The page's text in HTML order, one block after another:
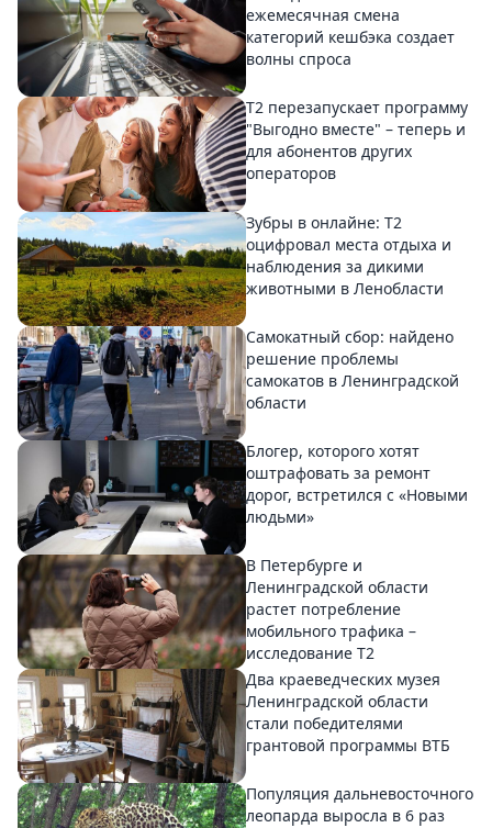
ежемесячная смена
категорий кешбэка создает
волны спроса
Т2 перезапускает программу
"Выгодно вместе" – теперь и
для абонентов других
операторов
Зубры в онлайне: Т2
оцифровал места отдыха и
наблюдения за дикими
животными в Ленобласти
Самокатный сбор: найдено
решение проблемы
самокатов в Ленинградской
области
Блогер, которого хотят
оштрафовать за ремонт
дорог, встретился с «Новыми
людьми»
В Петербурге и
Ленинградской области
растет потребление
мобильного трафика –
исследование T2
Два краеведческих музея
Ленинградской области
стали победителями
грантовой программы ВТБ
Популяция дальневосточного
леопарда выросла в 6 раз